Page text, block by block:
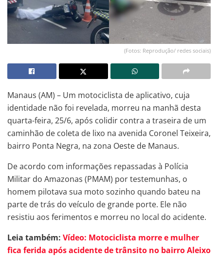
(Fotos: Reprodução/ redes sociais)
Manaus (AM) – Um motociclista de aplicativo, cuja
identidade não foi revelada, morreu na manhã desta
quarta-feira, 25/6, após colidir contra a traseira de um
caminhão de coleta de lixo na avenida Coronel Teixeira,
bairro Ponta Negra, na zona Oeste de Manaus.
De acordo com informações repassadas à Polícia
Militar do Amazonas (PMAM) por testemunhas, o
homem pilotava sua moto sozinho quando bateu na
parte de trás do veículo de grande porte. Ele não
resistiu aos ferimentos e morreu no local do acidente.
Leia também: Vídeo: Motociclista morre e mulher
fica ferida após acidente de trânsito no bairro Aleixo